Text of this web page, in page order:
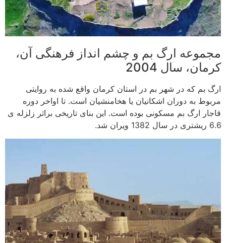
مجموعه ارگ بم و چشم انداز فرهنگی آن،
کرمان، سال 2004
ارگ بم که در شهر بم در استان کرمان واقع شده به روایتی
مربوط به دوران اشکانیان یا هخامنشیان است. تا اواخر دوره
قاجار ارگ بم مسکونی بوده است. این بنای تاریخی براثر زلزله ی
6.6 ریشتری در سال 1382 ویران شد.